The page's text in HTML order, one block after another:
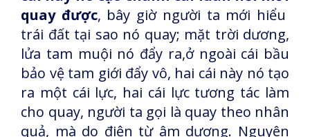
quay được, bây giờ người ta mới hiểu
trái đất tại sao nó quay; mặt trời dương,
lửa tam muội nó đẩy ra,ở ngoài cái bầu
bảo vệ tam giới đẩy vô, hai cái này nó tạo
ra một cái lực, hai cái lực tương tác làm
cho quay, người ta gọi là quay theo nhân
quả, mà do điện từ âm dương. Nguyên